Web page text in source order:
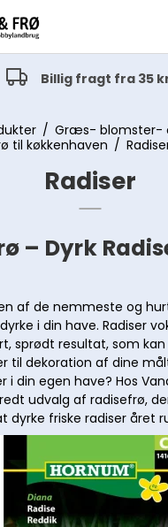
Billig fragt fra 35
/ Græs- blomster-
til køkkenhaven /
Radiser
– Dyrk
af de nemmeste og
i din have. Radiser
sprødt resultat, som kan
til dekoration af dine
i din egen have? Hos
udvalg af radisefrø,
dyrke friske radiser året